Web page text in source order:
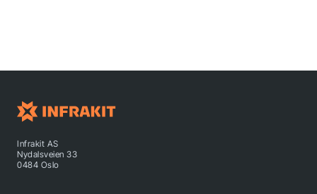
Infrakit AS
Nydalsveien 33
0484 Oslo